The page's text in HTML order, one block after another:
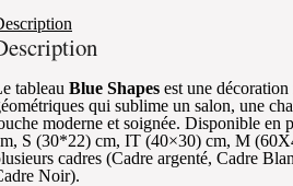
tableau Blue Shapes est une
qui sublime un salon, une
moderne et soignée. Disponible en
S (30*22) cm, IT (40×30) cm, M
cadres (Cadre argenté, Cadre
Noir).